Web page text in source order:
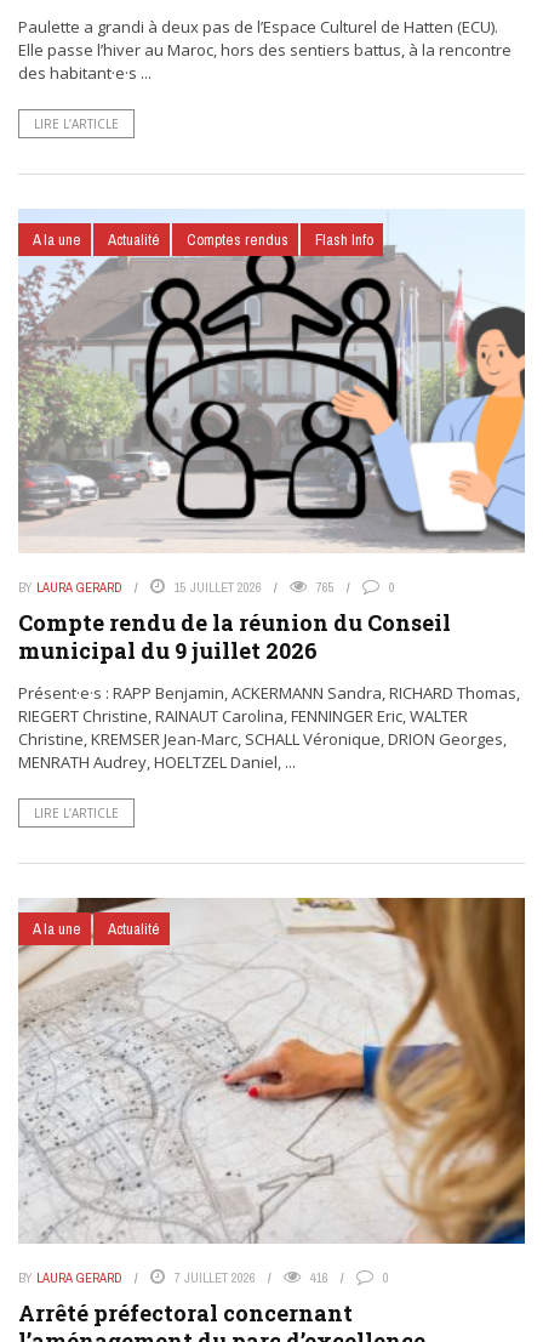
Paulette a grandi à deux pas de l’Espace Culturel de Hatten (ECU).
Elle passe l’hiver au Maroc, hors des sentiers battus, à la rencontre
des habitant·e·s ...
LIRE L’ARTICLE
A la une Actualité Comptes rendus Flash Info
BY LAURA GERARD 15 JUILLET 2026 765 0
Compte rendu de la réunion du Conseil
municipal du 9 juillet 2026
Présent·e·s : RAPP Benjamin, ACKERMANN Sandra, RICHARD Thomas,
RIEGERT Christine, RAINAUT Carolina, FENNINGER Eric, WALTER
Christine, KREMSER Jean-Marc, SCHALL Véronique, DRION Georges,
MENRATH Audrey, HOELTZEL Daniel, ...
LIRE L’ARTICLE
A la une Actualité
BY LAURA GERARD 7 JUILLET 2026 416 0
Arrêté préfectoral concernant